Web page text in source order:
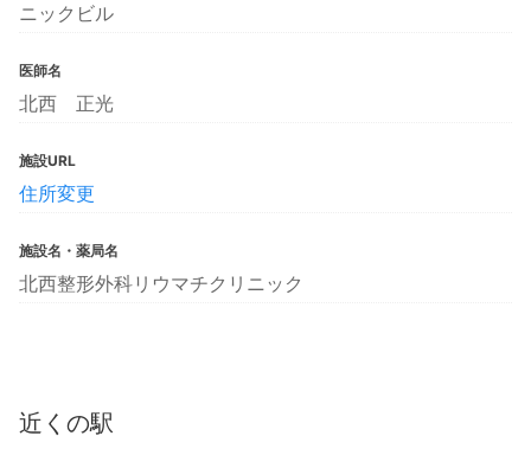
ニックビル
医師名
北西 正光
施設URL
住所変更
施設名・薬局名
北西整形外科リウマチクリニック
近くの駅